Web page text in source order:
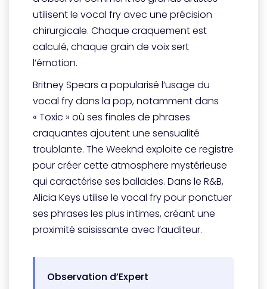
utilisent le vocal fry avec une précision
chirurgicale. Chaque craquement est
calculé, chaque grain de voix sert
l’émotion.
Britney Spears a popularisé l’usage du
vocal fry dans la pop, notamment dans
« Toxic » où ses finales de phrases
craquantes ajoutent une sensualité
troublante. The Weeknd exploite ce registre
pour créer cette atmosphere mystérieuse
qui caractérise ses ballades. Dans le R&B,
Alicia Keys utilise le vocal fry pour ponctuer
ses phrases les plus intimes, créant une
proximité saisissante avec l’auditeur.
Observation d’Expert